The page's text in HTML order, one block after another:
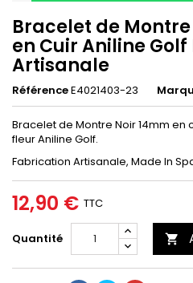
Bracelet de
en Cuir Aniline
Artisanale
RéférenceE4021403-23
Bracelet de Montre Noir 14mm
fleur Aniline Golf.
Fabrication Artisanale, Made In
12,90 € TTC
Quantité 